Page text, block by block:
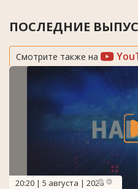
ПОСЛЕДНИЕ
Смотрите также на
20:20 | 5 августа | 2026